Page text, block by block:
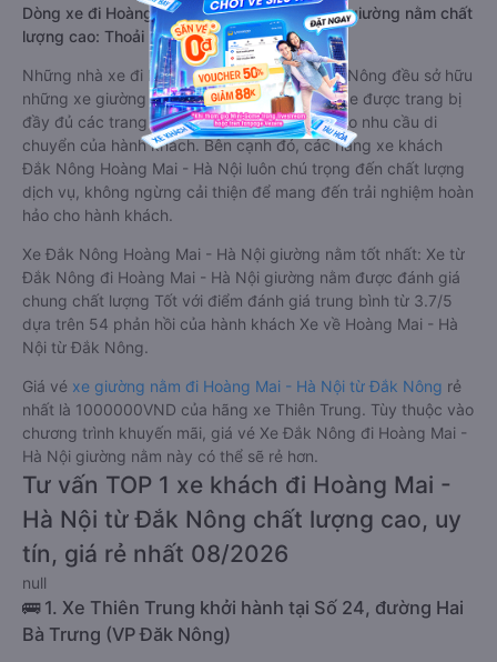
Dòng xe đi Hoàng Mai - Hà Nội từ Đắk Nông giường nằm chất
lượng cao: Thoải mái, giá cả tốt nhất
Những nhà xe đi Hoàng Mai - Hà Nội từ Đắk Nông đều sở hữu
những xe giường nằm chất lượng cao. Trên xe được trang bị
đầy đủ các trang thiết bị hiện đại phục vụ cho nhu cầu di
chuyển của hành khách. Bên cạnh đó, các hãng xe khách
Đắk Nông Hoàng Mai - Hà Nội luôn chú trọng đến chất lượng
dịch vụ, không ngừng cải thiện để mang đến trải nghiệm hoàn
hảo cho hành khách.
Xe Đắk Nông Hoàng Mai - Hà Nội giường nằm tốt nhất: Xe từ
Đắk Nông đi Hoàng Mai - Hà Nội giường nằm được đánh giá
chung chất lượng Tốt với điểm đánh giá trung bình từ 3.7/5
dựa trên 54 phản hồi của hành khách Xe về Hoàng Mai - Hà
Nội từ Đắk Nông.
Giá vé xe giường nằm đi Hoàng Mai - Hà Nội từ Đắk Nông rẻ
nhất là 1000000VND của hãng xe Thiên Trung. Tùy thuộc vào
chương trình khuyến mãi, giá vé Xe Đắk Nông đi Hoàng Mai -
Hà Nội giường nằm này có thể sẽ rẻ hơn.
Tư vấn TOP 1 xe khách đi Hoàng Mai -
Hà Nội từ Đắk Nông chất lượng cao, uy
tín, giá rẻ nhất 08/2026
null
🚌 1. Xe Thiên Trung khởi hành tại Số 24, đường Hai
Bà Trưng (VP Đăk Nông)